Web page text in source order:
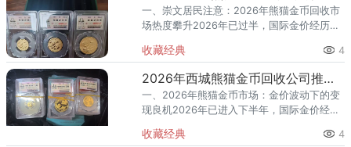
一、崇文居民注意：2026年熊猫金币回收市
场热度攀升2026年已过半，国际金价经历了
5598美元/盎司历史新高后，至6月中下旬跌
破4000美
收藏经典 4
2026年西城熊猫金币回收公司推荐 西城哪里回收熊猫金币
一、2026年熊猫金币市场：金价波动下的变
现良机2026年已进入下半年，国际金价经
司历史新高后持续回调，至6月中下旬跌破
收藏经典 4